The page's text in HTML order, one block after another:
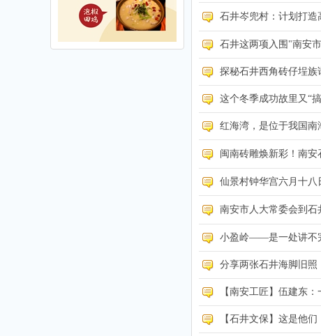
石井岑兜村：计划打造
石井这两项入围"南安
探秘石井西角砖仔埕族
这个冬季成功故里又“
红海湾，是位于我国南
闽南砖雕焕新彩！南
仙景村钟华宫六月十八
南安市人大常委会到
小盈岭——是一处讲不
分享两张石井海脚旧
【南安工匠】伍建东
【石井文保】这是他